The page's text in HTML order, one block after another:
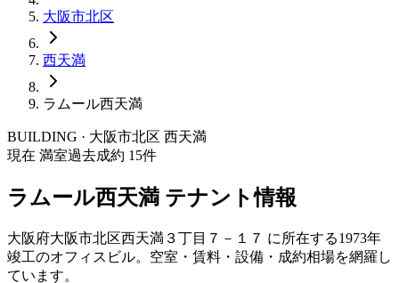
大阪市北区
西天満
ラムール西天満
BUILDING · 大阪市北区 西天満
現在 満室過去成約 15件
ラムール西天満 テナント情報
大阪府大阪市北区西天満３丁目７－１７ に所在する1973年
竣工のオフィスビル。空室・賃料・設備・成約相場を網羅し
ています。